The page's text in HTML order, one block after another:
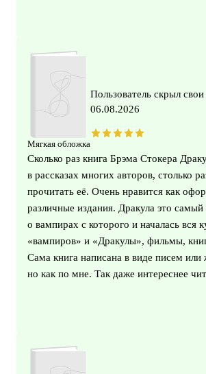
Мягкая обложка
Пользователь скрыл
06.08.2026
Сколько раз книга Брэма Стокера
в рассказах многих авторов, столько
прочитать её. Очень нравится как
различные издания. Дракула это самый
о вампирах с которого и началась вся
«вампиров» и «Дракулы», фильмы,
Сама книга написана в виде писем или
но как по мне. Так даже интереснее